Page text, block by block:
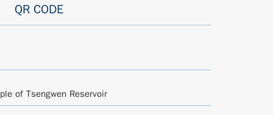
QR CODE
of Tsengwen Reservoir